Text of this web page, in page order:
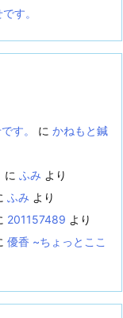
す。
す。 に かねもと鍼
に ふみ より
ふみ より
201157489 より
優香 ~ちょっとここ